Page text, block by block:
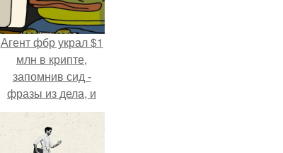
Агент фбр украл $1
млн в крипте,
запомнив сид -
фразы из дела, и
советовался с
Chatgpt, как их
потратить.